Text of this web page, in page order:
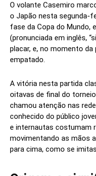
O volante Casemiro
o Japão nesta segunda-
fase da Copa do Mundo,
(pronunciada em inglês,
placar, e, no momento
empatado.
A vitória nesta partida
oitavas de final do
chamou atenção nas
conhecido do público
e internautas costumam
movimentando as mãos
para cima, como se